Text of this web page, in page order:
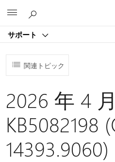
サポート
関連トピック
2026 年 4
KB5082198
14393.9060)